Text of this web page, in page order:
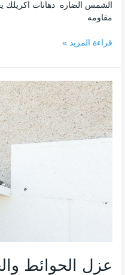
الشمس الضاره دهانات اكريلك
مقاومه
قراءة المزيد »
عزل الحوائط
عزل
الحوائط
والخزانات
وكشف
التسريبات